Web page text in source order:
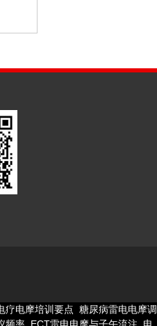
疗电摩培训要点 糖尿病雷电电摩调